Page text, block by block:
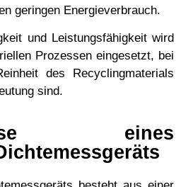
geringen Energieverbrauch.
und Leistungsfähigkeit wird
Prozessen eingesetzt, bei
des Recyclingmaterials
sind.
eines